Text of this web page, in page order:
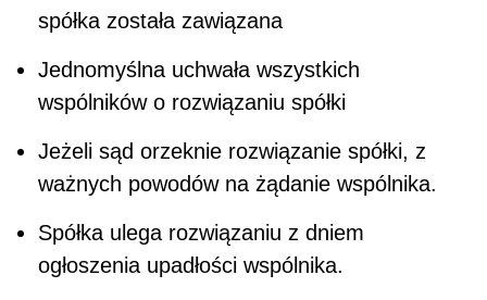
spółka została zawiązana
Jednomyślna uchwała wszystkich
wspólników o rozwiązaniu spółki
Jeżeli sąd orzeknie rozwiązanie spółki, z
ważnych powodów na żądanie wspólnika.
Spółka ulega rozwiązaniu z dniem
ogłoszenia upadłości wspólnika.